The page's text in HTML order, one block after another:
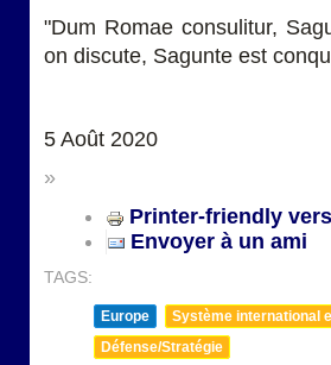
"Dum Romae consulitur,
on discute, Sagunte est
5 Août 2020
»
Printer-friendly
Envoyer à un ami
TAGS:
Europe
Système international
Défense/Stratégie